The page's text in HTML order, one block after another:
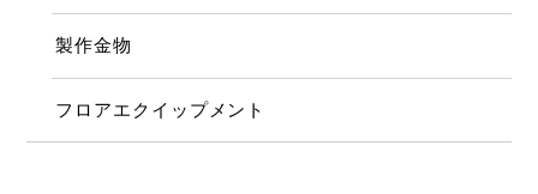
製作金物
フロアエクイップメント